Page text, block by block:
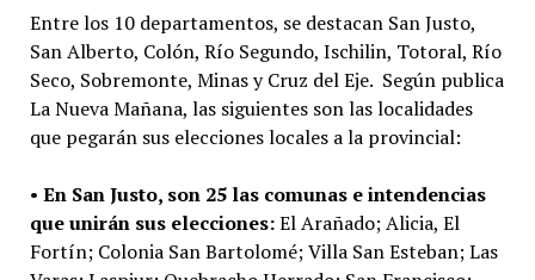
Entre los 10 departamentos, se destacan San Justo,
San Alberto, Colón, Río Segundo, Ischilin, Totoral, Río
Seco, Sobremonte, Minas y Cruz del Eje. Según publica
La Nueva Mañana, las siguientes son las localidades
que pegarán sus elecciones locales a la provincial:
• En San Justo, son 25 las comunas e intendencias
que unirán sus elecciones:El Arañado; Alicia, El
Fortín; Colonia San Bartolomé; Villa San Esteban; Las